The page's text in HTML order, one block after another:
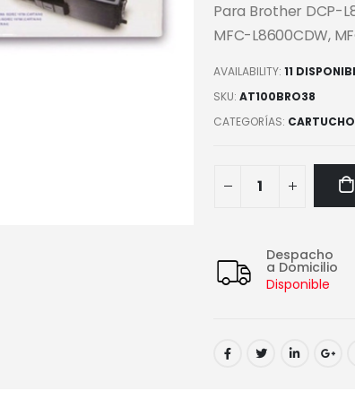
Para Brother DCP-
MFC-L8600CDW,
AVAILABILITY: 11
SKU: AT100BRO38
CATEGORÍAS:
Despacho
a Domicilio
Disponible